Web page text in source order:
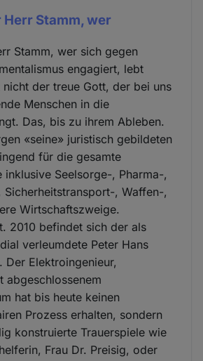
Stamm, wer
Stamm, wer sich gegen
engagiert, lebt
der treue Gott, der bei uns
Menschen in die
Das, bis zu ihrem Ableben.
«seine» juristisch gebildeten
für die gesamte
inklusive Seelsorge-, Pharma-,
Sicherheitstransport-, Waffen-,
Wirtschaftszweige.
2010 befindet sich der als
verleumdete Peter Hans
Der Elektroingenieur,
abgeschlossenem
hat bis heute keinen
Prozess erhalten, sondern
konstruierte Trauerspiele wie
Frau Dr. Preisig, oder